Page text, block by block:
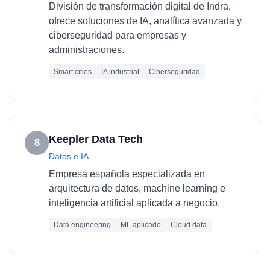
División de transformación digital de Indra,
ofrece soluciones de IA, analítica avanzada y
ciberseguridad para empresas y
administraciones.
Smart cities IA industrial Ciberseguridad
8 Keepler Data Tech
Datos e IA
Empresa española especializada en
arquitectura de datos, machine learning e
inteligencia artificial aplicada a negocio.
Data engineering ML aplicado Cloud data